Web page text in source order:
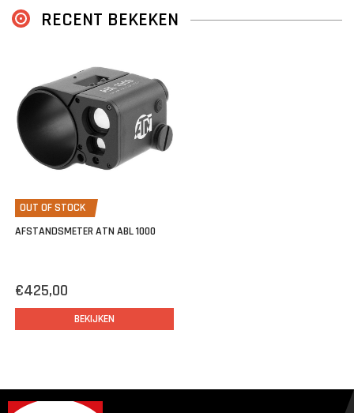
RECENT BEKEKEN
OUT OF STOCK
AFSTANDSMETER ATN ABL 1000
€425,00
BEKIJKEN